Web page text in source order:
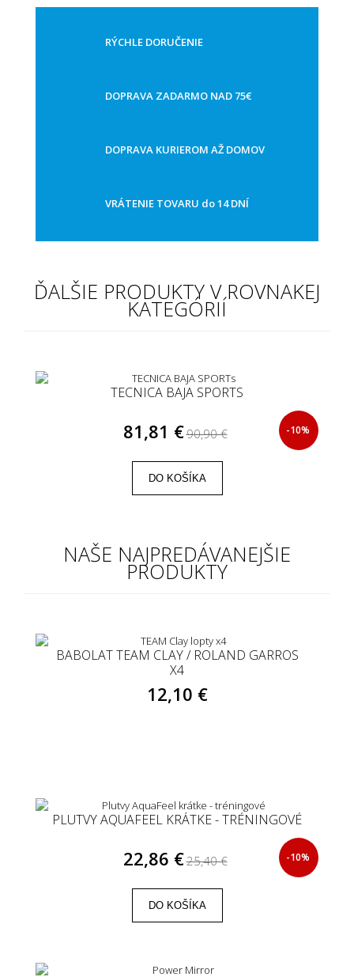
RÝCHLE DORUČENIE
DOPRAVA ZADARMO NAD 75€
DOPRAVA KURIEROM AŽ DOMOV
VRÁTENIE TOVARU do 14 DNÍ
ĎALŠIE PRODUKTY V ROVNAKEJ
KATEGÓRIÍ
TECNICA BAJA SPORTS
81,81 €90,90 € -10%
DO KOŠÍKA
NAŠE NAJPREDÁVANEJŠIE
PRODUKTY
BABOLAT TEAM CLAY / ROLAND GARROS
X4
12,10 €
PLUTVY AQUAFEEL KRÁTKE - TRÉNINGOVÉ
22,86 €25,40 € -10%
DO KOŠÍKA